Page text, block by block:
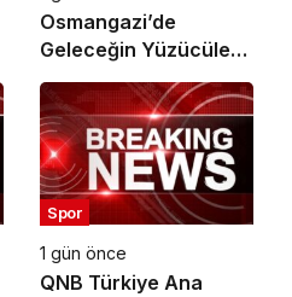
Osmangazi’de
Geleceğin Yüzücüleri
Sertifikalarını Aldı
Spor
1 gün önce
QNB Türkiye Ana